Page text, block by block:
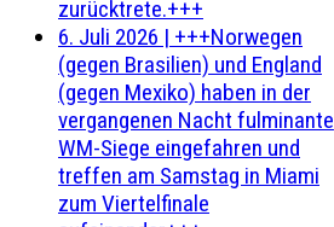
zurücktrete.+++
6. Juli 2026 | +++Norwegen
(gegen Brasilien) und England
(gegen Mexiko) haben in der
vergangenen Nacht fulminante
WM-Siege eingefahren und
treffen am Samstag in Miami
zum Viertelfinale